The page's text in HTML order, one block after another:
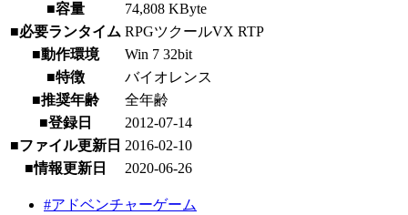
■容量
74,808 KByte
■必要ランタイム RPGツクールVX RTP
■動作環境
Win 7 32bit
■特徴
バイオレンス
■推奨年齢
全年齢
■登録日
2012-07-14
■ファイル更新日 2016-02-10
■情報更新日
2020-06-26
#アドベンチャーゲーム